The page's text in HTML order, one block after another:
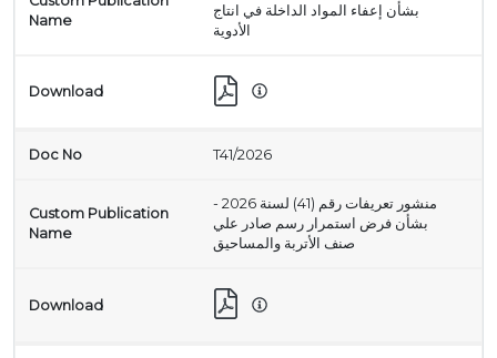
بشأن إعفاء المواد الداخلة في انتاج
الأدوية
T41/2026
منشور تعريفات رقم (41) لسنة 2026 -
بشأن فرض استمرار رسم صادر علي
صنف الأتربة والمساحيق